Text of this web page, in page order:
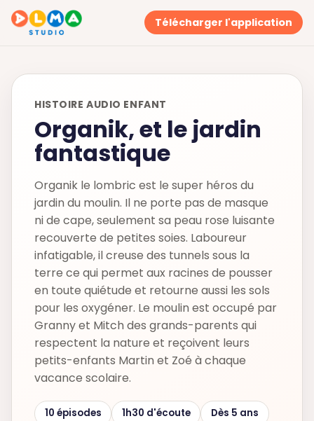
Télécharger l'application
HISTOIRE AUDIO ENFANT
Organik, et le jardin
fantastique
Organik le lombric est le super héros du
jardin du moulin. Il ne porte pas de masque
ni de cape, seulement sa peau rose luisante
recouverte de petites soies. Laboureur
infatigable, il creuse des tunnels sous la
terre ce qui permet aux racines de pousser
en toute quiétude et retourne aussi les sols
pour les oxygéner. Le moulin est occupé par
Granny et Mitch des grands-parents qui
respectent la nature et reçoivent leurs
petits-enfants Martin et Zoé à chaque
vacance scolaire.
10 épisodes 1h30 d'écoute Dès 5 ans